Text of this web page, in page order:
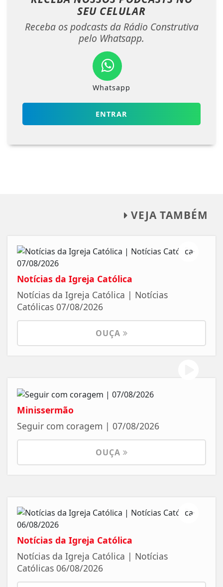
SEU CELULAR
Receba os podcasts da Rádio Construtiva
pelo Whatsapp.
Whatsapp
ENTRAR
VEJA TAMBÉM
Notícias da Igreja Católica
Notícias da Igreja Católica | Notícias
Católicas 07/08/2026
OUÇA
Minissermão
Seguir com coragem | 07/08/2026
OUÇA
Notícias da Igreja Católica
Notícias da Igreja Católica | Notícias
Católicas 06/08/2026